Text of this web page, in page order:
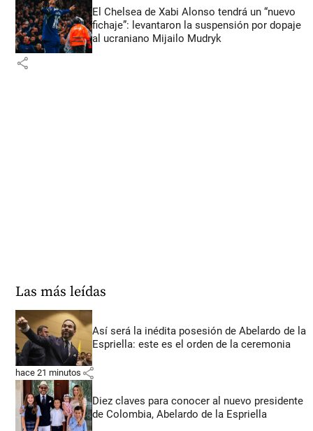
El Chelsea de Xabi Alonso tendrá un “nuevo
fichaje”: levantaron la suspensión por dopaje
al ucraniano Mijailo Mudryk
share
Las más leídas
Así será la inédita posesión de Abelardo de la
Espriella: este es el orden de la ceremonia
hace 21 minutos share
Diez claves para conocer al nuevo presidente
de Colombia, Abelardo de la Espriella